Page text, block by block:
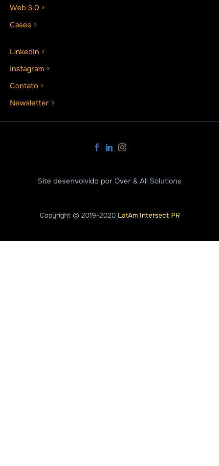
Web 3.0
Cases
LinkedIn
Instagram
Contato
Newsletter
Site desenvolvido por Over & All Solutions
Copyright © 2019-2020 LatAm Intersect PR